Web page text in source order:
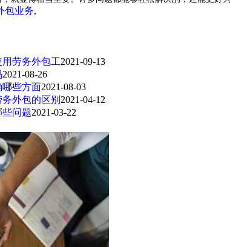
包业务,
劳务外包工2021-09-13
2021-08-26
哪些方面2021-08-03
外包的区别 2021-04-12
问题2021-03-22